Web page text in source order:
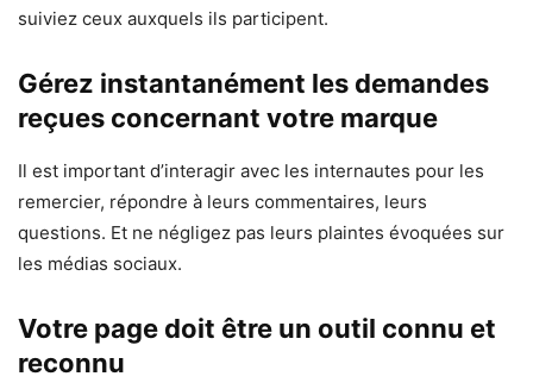
suiviez ceux auxquels ils participent.
Gérez instantanément les demandes
reçues concernant votre marque
Il est important d’interagir avec les internautes pour les
remercier, répondre à leurs commentaires, leurs
questions. Et ne négligez pas leurs plaintes évoquées sur
les médias sociaux.
Votre page doit être un outil connu et
reconnu